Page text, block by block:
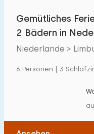
Gemütliches
2 Bädern in
Niederlande >
6 Personen | 3